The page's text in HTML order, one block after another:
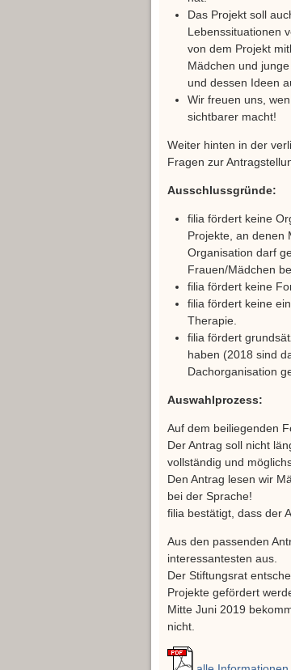
Das Projekt soll
Lebenssituationen
von dem Projekt
Mädchen und
und dessen Ideen
Wir freuen uns,
sichtbarer macht!
Weiter hinten in der
Fragen zur
Ausschlussgründe:
filia fördert keine
Projekte, an denen
Organisation darf
Frauen/Mädchen
filia fördert keine
filia fördert keine
Therapie.
filia fördert
haben (2018 sind
Dachorganisation
Auswahlprozess:
Auf dem beiliegenden
Der Antrag soll nicht
vollständig und
Den Antrag lesen wir
bei der Sprache!
filia bestätigt, dass der
Aus den passenden
interessantesten aus.
Der Stiftungsrat
Projekte gefördert
Mitte Juni 2019
nicht.